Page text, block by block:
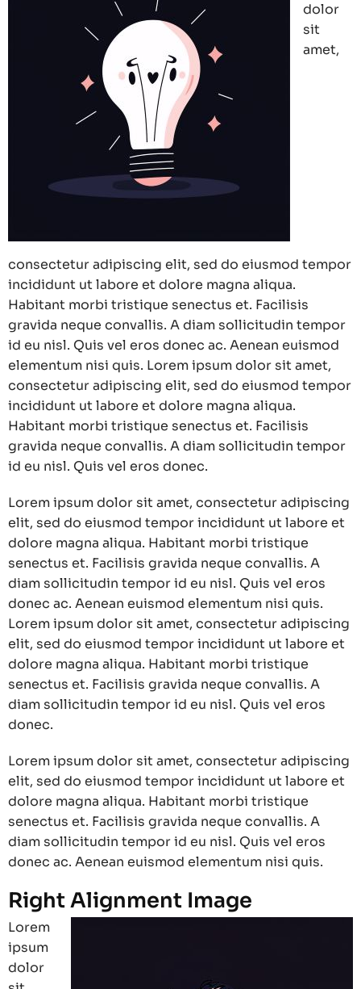
dolor
sit
amet,
consectetur adipiscing elit, sed do eiusmod tempor
incididunt ut labore et dolore magna aliqua.
Habitant morbi tristique senectus et. Facilisis
gravida neque convallis. A diam sollicitudin tempor
id eu nisl. Quis vel eros donec ac. Aenean euismod
elementum nisi quis. Lorem ipsum dolor sit amet,
consectetur adipiscing elit, sed do eiusmod tempor
incididunt ut labore et dolore magna aliqua.
Habitant morbi tristique senectus et. Facilisis
gravida neque convallis. A diam sollicitudin tempor
id eu nisl. Quis vel eros donec.
Lorem ipsum dolor sit amet, consectetur adipiscing
elit, sed do eiusmod tempor incididunt ut labore et
dolore magna aliqua. Habitant morbi tristique
senectus et. Facilisis gravida neque convallis. A
diam sollicitudin tempor id eu nisl. Quis vel eros
donec ac. Aenean euismod elementum nisi quis.
Lorem ipsum dolor sit amet, consectetur adipiscing
elit, sed do eiusmod tempor incididunt ut labore et
dolore magna aliqua. Habitant morbi tristique
senectus et. Facilisis gravida neque convallis. A
diam sollicitudin tempor id eu nisl. Quis vel eros
donec.
Lorem ipsum dolor sit amet, consectetur adipiscing
elit, sed do eiusmod tempor incididunt ut labore et
dolore magna aliqua. Habitant morbi tristique
senectus et. Facilisis gravida neque convallis. A
diam sollicitudin tempor id eu nisl. Quis vel eros
donec ac. Aenean euismod elementum nisi quis.
Right Alignment Image
Lorem
ipsum
dolor